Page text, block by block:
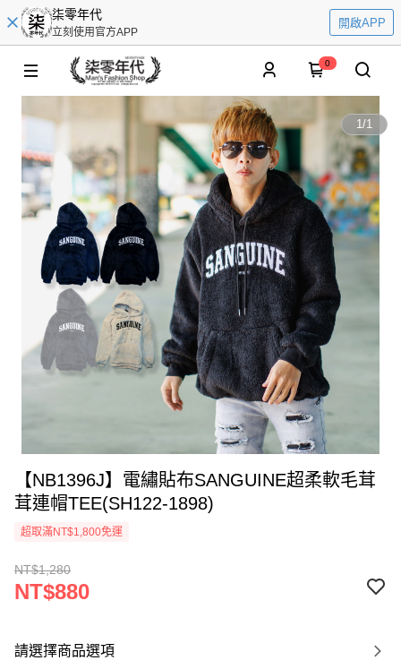
柒零年代
立刻使用官方APP
開啟APP
0
1/1
【NB1396J】電繡貼布SANGUINE超柔軟毛茸
茸連帽TEE(SH122-1898)
超取滿NT$1,800免運
NT$1,280
NT$880
請選擇商品選項